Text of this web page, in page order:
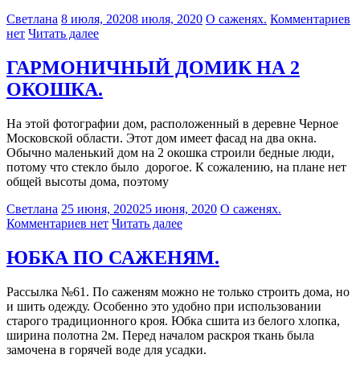
Светлана 8 июля, 20208 июля, 2020 О саженях. Комментариев
нет Читать далее
ГАРМОНИЧНЫЙ ДОМИК НА 2
ОКОШКА.
На этой фотографии дом, расположенный в деревне Черное
Московской области. Этот дом имеет фасад на два окна.
Обычно маленький дом на 2 окошка строили бедные люди,
потому что стекло было дорогое. К сожалению, на плане нет
общей высоты дома, поэтому
Светлана 25 июня, 202025 июня, 2020 О саженях.
Комментариев нет Читать далее
ЮБКА ПО САЖЕНЯМ.
Рассылка №61. По саженям можно не только строить дома, но
и шить одежду. Особенно это удобно при использовании
старого традиционного кроя. Юбка сшита из белого хлопка,
ширина полотна 2м. Перед началом раскроя ткань была
замочена в горячей воде для усадки.